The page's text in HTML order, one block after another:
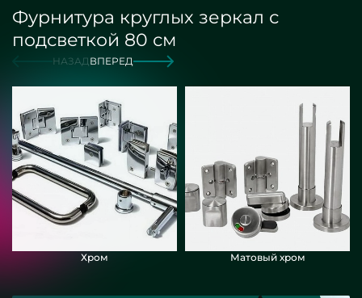
Фурнитура круглых зеркал с
подсветкой 80 см
НАЗАДВПЕРЕД
Хром Матовый хром